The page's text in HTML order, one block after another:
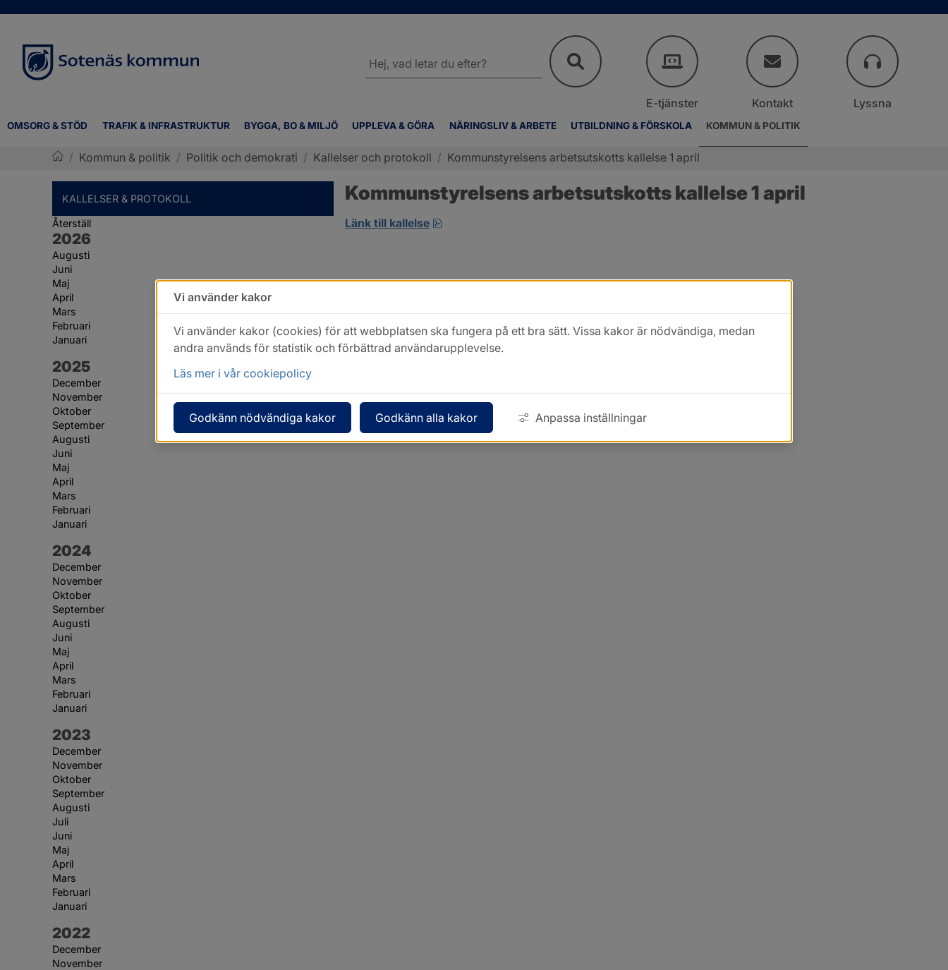
OMSORG & STÖD TRAFIK & INFRASTRUKTUR BYGGA, BO & MILJÖ UPPLEVA & GÖRA NÄRINGSLIV & ARBETE UTBILDNING & FÖRSKOLA KOMMUN & POLITIK
webbplatsen
E-tjänster Kontakt Lyssna
/ Kommun & politik / Politik och demokrati / Kallelser och protokoll / Kommunstyrelsens arbetsutskotts kallelse 1 april
KALLELSER & PROTOKOLL
Återställ
År:
2026
Augusti
Juni
Maj
April
Mars
Februari
Januari
År:
2025
December
November
Oktober
September
Augusti
Juni
Maj
April
Mars
Februari
Januari
År:
2024
December
November
Oktober
September
Augusti
Juni
Maj
April
Mars
Februari
Januari
År:
2023
December
November
Oktober
September
Augusti
Juli
Juni
Maj
April
Mars
Februari
Januari
År:
2022
December
November
Kommunstyrelsens arbetsutskotts kallelse 1 april
Länk till kallelse pdf, öppnas i nytt fönster.
Vi använder kakor
Vi använder kakor (cookies) för att webbplatsen ska fungera på ett bra sätt. Vissa kakor är nödvändiga, medan
andra används för statistik och förbättrad användarupplevelse.
Läs mer i vår cookiepolicy
Godkänn nödvändiga kakor Godkänn alla kakor Anpassa inställningar